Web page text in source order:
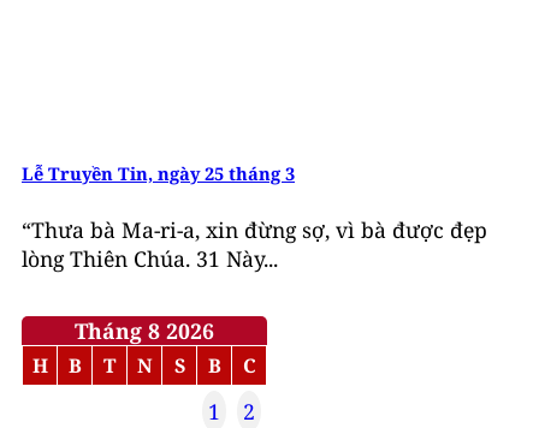
Lễ Truyền Tin, ngày 25 tháng 3
“Thưa bà Ma-ri-a, xin đừng sợ, vì bà được đẹp
lòng Thiên Chúa. 31 Này...
Tháng 8 2026
H B T N S B C
1
2